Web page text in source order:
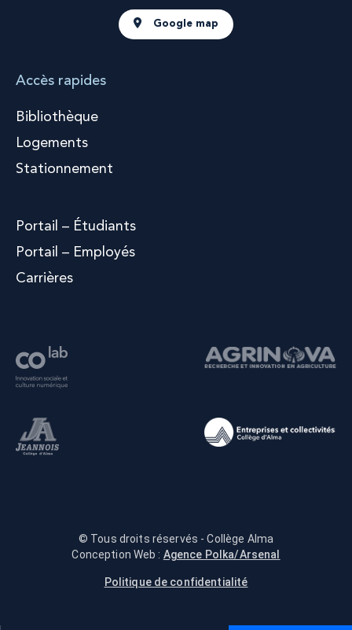
Google map
Accès rapides
Bibliothèque
Logements
Stationnement
Portail – Étudiants
Portail – Employés
Carrières
© Tous droits réservés - Collège Alma
Conception Web : Agence Polka/Arsenal
Politique de confidentialité